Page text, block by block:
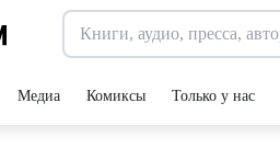
Медиа Комиксы Только у нас